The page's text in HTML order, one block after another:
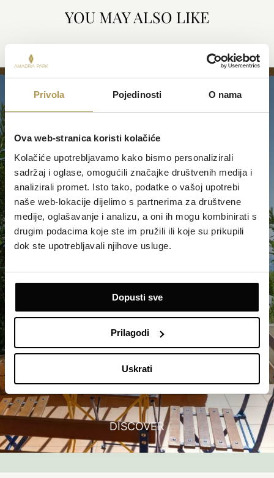
Privola Pojedinosti O nama
Ova web-stranica koristi kolačiće
Kolačiće upotrebljavamo kako bismo personalizirali
sadržaj i oglase, omogućili značajke društvenih medija i
analizirali promet. Isto tako, podatke o vašoj upotrebi
naše web-lokacije dijelimo s partnerima za društvene
medije, oglašavanje i analizu, a oni ih mogu kombinirati s
drugim podacima koje ste im pružili ili koje su prikupili
dok ste upotrebljavali njihove usluge.
Dopusti sve
Prilagodi
Uskrati
YOU MAY ALSO LIKE
APARTMENTS
DISCOVER